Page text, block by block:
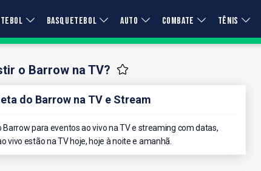
BASQUETEBOL AUTO COMBATE TÊNIS
o Barrow na TV?
do Barrow na TV e Stream
para eventos ao vivo na TV e streaming com datas,
vivo estão na TV hoje, hoje à noite e amanhã.